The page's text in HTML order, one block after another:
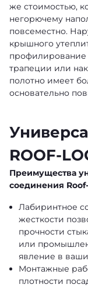
же стоимостью,
негорючему
повсеместно.
крышного
трапеции или
полотно имеет
основательно
ROOF-
Преимущества
соединения
Лабиринтное
жесткости
прочности
или
явление в
Монтажные
плотности